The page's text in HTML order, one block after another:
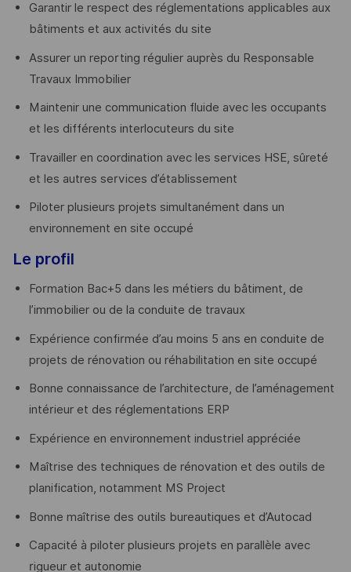
Garantir le respect des réglementations applicables aux
bâtiments et aux activités du site
Assurer un reporting régulier auprès du Responsable
Travaux Immobilier
Maintenir une communication fluide avec les occupants
et les différents interlocuteurs du site
Travailler en coordination avec les services HSE, sûreté
et les autres services d’établissement
Piloter plusieurs projets simultanément dans un
environnement en site occupé
Le profil
Formation Bac+5 dans les métiers du bâtiment, de
l’immobilier ou de la conduite de travaux
Expérience confirmée d’au moins 5 ans en conduite de
projets de rénovation ou réhabilitation en site occupé
Bonne connaissance de l’architecture, de l’aménagement
intérieur et des réglementations ERP
Expérience en environnement industriel appréciée
Maîtrise des techniques de rénovation et des outils de
planification, notamment MS Project
Bonne maîtrise des outils bureautiques et d’Autocad
Capacité à piloter plusieurs projets en parallèle avec
rigueur et autonomie